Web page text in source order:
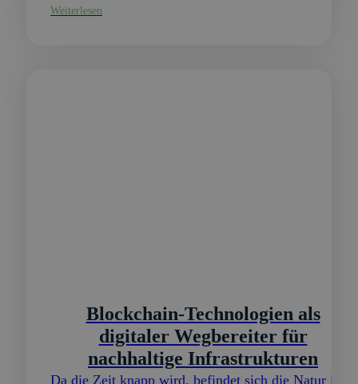
Weiterlesen
Blockchain-Technologien als
digitaler Wegbereiter für
nachhaltige Infrastrukturen
Da die Zeit knapp wird, befindet sich die Natur im